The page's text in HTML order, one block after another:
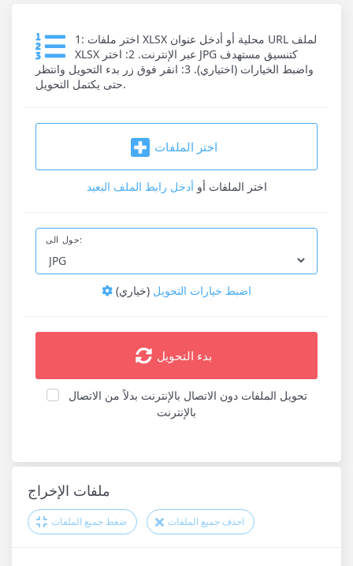
1: اختر ملفات XLSX محلية أو أدخل عنوان URL لملف
XLSX عبر الإنترنت. 2: اختر JPG كتنسيق مستهدف
واضبط الخيارات (اختياري). 3: انقر فوق زر بدء التحويل وانتظر
حتى يكتمل التحويل.
اختر الملفات
اختر الملفات أو أدخل رابط الملف البعيد
حول الى:
اضبط خيارات التحويل (خياري)
بدء التحويل
تحويل الملفات دون الاتصال بالإنترنت بدلاً من الاتصال
بالإنترنت
ملفات الإخراج
ضغط جميع الملفات احذف جميع الملفات